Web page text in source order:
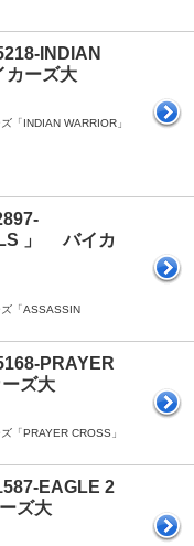
INDIAN
ーズ大
「INDIAN WARRIOR」
」 バイカ
「ASSASSIN
PRAYER
ズ大
「PRAYER CROSS」
EAGLE 2
ズ大